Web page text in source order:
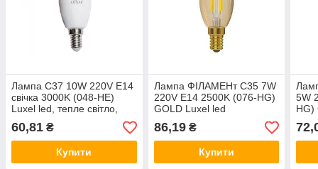
Лампа C37 10W 220V E14
свічка 3000K (048-HE)
Luxel led, тепле світло,
світлодіодна Люксел-
лампочка-свічка
60,81 ₴
Купити
Лампа ФІЛАМЕНт C35 7W
220V E14 2500K (076-HG)
GOLD Luxel led
декоративна, тепле світло,
світлодіодна Люксел
86,19₴
Купити
5W
HG)